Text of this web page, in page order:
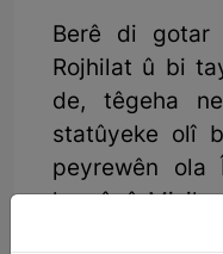
Berê di gotar
Rojhilat û bi
de, têgeha
statûyeke olî
peyrewên
hemûyê